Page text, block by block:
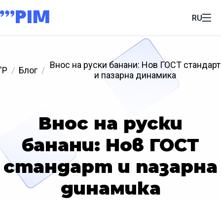
RU
'P Блог
Внос на руски банани: Нов ГОСТ стандарт
и пазарна динамика
Внос на руски
банани: Нов ГОСТ
стандарт и пазарна
динамика